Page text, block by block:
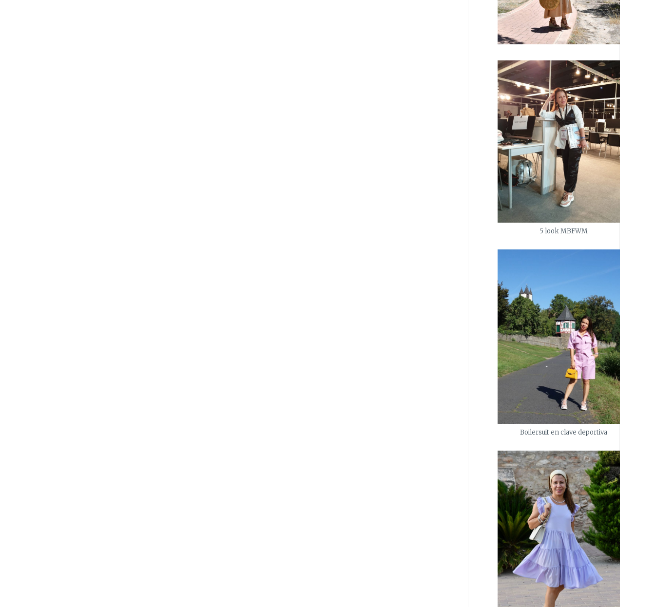
5 look MBFWM
Boilersuit en clave deportiva